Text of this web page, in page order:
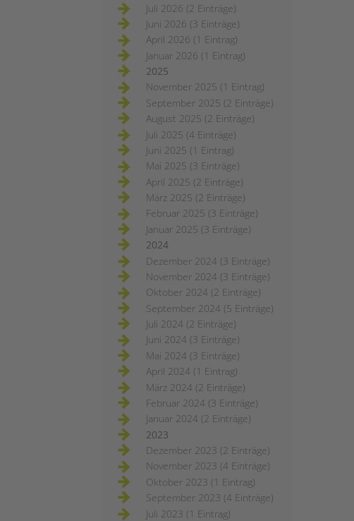
Juli 2026 (2 Einträge)
Juni 2026 (3 Einträge)
April 2026 (1 Eintrag)
Januar 2026 (1 Eintrag)
2025
November 2025 (1 Eintrag)
September 2025 (2 Einträge)
August 2025 (2 Einträge)
Juli 2025 (4 Einträge)
Juni 2025 (1 Eintrag)
Mai 2025 (3 Einträge)
April 2025 (2 Einträge)
März 2025 (2 Einträge)
Februar 2025 (3 Einträge)
Januar 2025 (3 Einträge)
2024
Dezember 2024 (3 Einträge)
November 2024 (3 Einträge)
Oktober 2024 (2 Einträge)
September 2024 (5 Einträge)
Juli 2024 (2 Einträge)
Juni 2024 (3 Einträge)
Mai 2024 (3 Einträge)
April 2024 (1 Eintrag)
März 2024 (2 Einträge)
Februar 2024 (3 Einträge)
Januar 2024 (2 Einträge)
2023
Dezember 2023 (2 Einträge)
November 2023 (4 Einträge)
Oktober 2023 (1 Eintrag)
September 2023 (4 Einträge)
Juli 2023 (1 Eintrag)